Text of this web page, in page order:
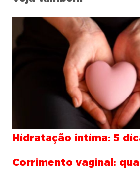
Hidratação íntima: 5
Corrimento vaginal: